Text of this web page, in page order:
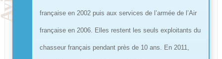
française en 2002 puis aux services de l’armée de l’Air
française en 2006. Elles restent les seuls exploitants du
chasseur français pendant près de 10 ans. En 2011,